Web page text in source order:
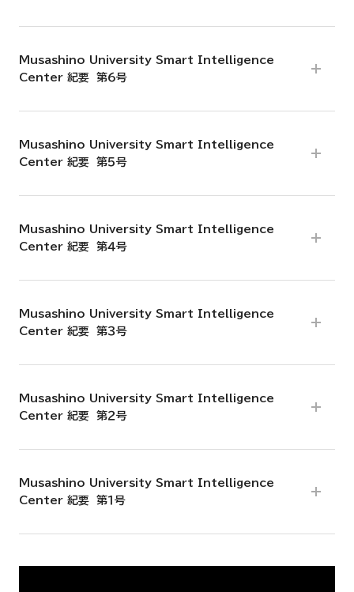
Musashino University Smart Intelligence
Center 紀要 第６号
Musashino University Smart Intelligence
Center 紀要 第５号
Musashino University Smart Intelligence
Center 紀要 第４号
Musashino University Smart Intelligence
Center 紀要 第３号
Musashino University Smart Intelligence
Center 紀要 第２号
Musashino University Smart Intelligence
Center 紀要 第１号